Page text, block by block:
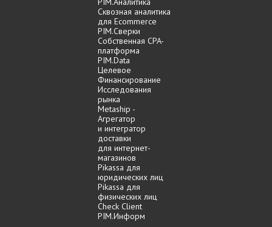
Сквозная аналитика
для Ecommerce
PIM.Сверки
Собственная CPA-
платформа
PIM.Data
Целевое
Финансирование
Исследования
рынка
Metaship -
Агрегатор
и интегратор
доставки
для интернет-
магазинов
Pikassa для
юридических лиц
Pikassa для
физических лиц
Check Client
PIM.Информ